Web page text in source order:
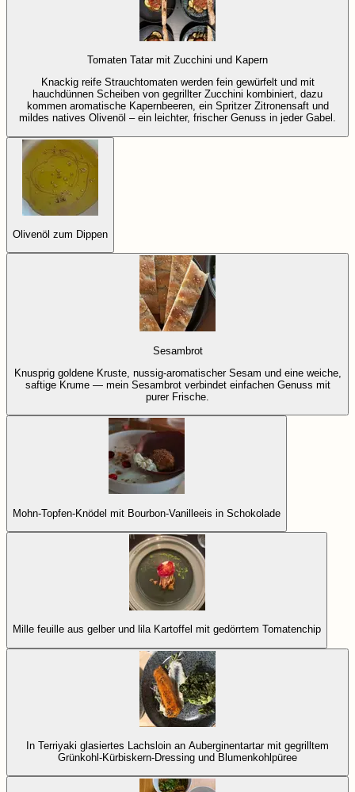
Tomaten Tatar mit Zucchini und Kapern
Knackig reife Strauchtomaten werden fein gewürfelt und mit
hauchdünnen Scheiben von gegrillter Zucchini kombiniert, dazu
kommen aromatische Kapernbeeren, ein Spritzer Zitronensaft und
mildes natives Olivenöl – ein leichter, frischer Genuss in jeder Gabel.
Olivenöl zum Dippen
Sesambrot
Knusprig goldene Kruste, nussig-aromatischer Sesam und eine weiche,
saftige Krume — mein Sesambrot verbindet einfachen Genuss mit
purer Frische.
Mohn-Topfen-Knödel mit Bourbon-Vanilleeis in Schokolade
Mille feuille aus gelber und lila Kartoffel mit gedörrtem Tomatenchip
In Terriyaki glasiertes Lachsloin an Auberginentartar mit gegrilltem
Grünkohl-Kürbiskern-Dressing und Blumenkohlpüree